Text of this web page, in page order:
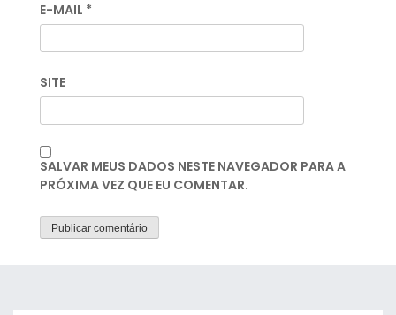
E-MAIL *
SITE
SALVAR MEUS DADOS NESTE NAVEGADOR PARA A
PRÓXIMA VEZ QUE EU COMENTAR.